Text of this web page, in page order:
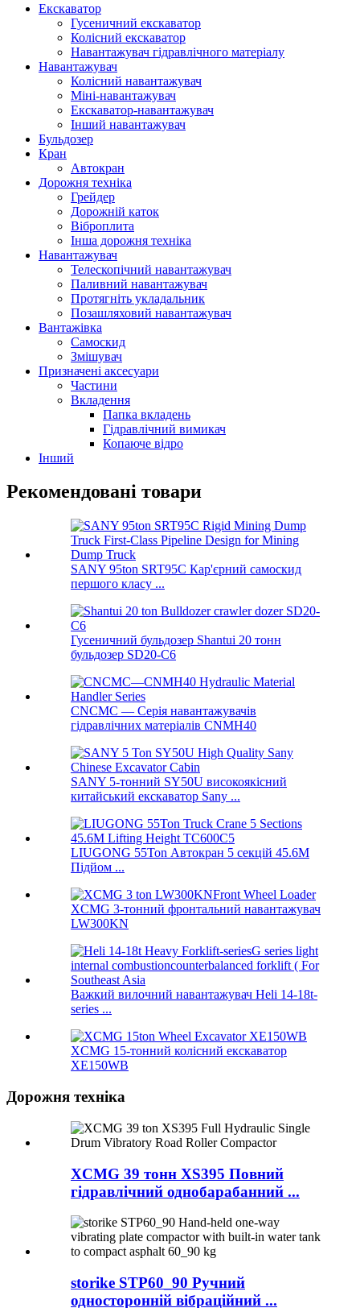
Екскаватор
Гусеничний екскаватор
Колісний екскаватор
Навантажувач гідравлічного матеріалу
Навантажувач
Колісний навантажувач
Міні-навантажувач
Екскаватор-навантажувач
Інший навантажувач
Бульдозер
Кран
Автокран
Дорожня техніка
Грейдер
Дорожній каток
Віброплита
Інша дорожня техніка
Навантажувач
Телескопічний навантажувач
Паливний навантажувач
Протягніть укладальник
Позашляховий навантажувач
Вантажівка
Самоскид
Змішувач
Призначені аксесуари
Частини
Вкладення
Папка вкладень
Гідравлічний вимикач
Копаюче відро
Інший
Рекомендовані товари
SANY 95ton SRT95C Кар'єрний самоскид
першого класу ...
Гусеничний бульдозер Shantui 20 тонн
бульдозер SD20-C6
CNCMC — Серія навантажувачів
гідравлічних матеріалів CNMH40
SANY 5-тонний SY50U високоякісний
китайський екскаватор Sany ...
LIUGONG 55Ton Автокран 5 секцій 45.6M
Підйом ...
XCMG 3-тонний фронтальний навантажувач
LW300KN
Важкий вилочний навантажувач Heli 14-18t-
series ...
XCMG 15-тонний колісний екскаватор
XE150WB
Дорожня техніка
XCMG 39 тонн XS395 Повний
гідравлічний однобарабанний ...
storike STP60_90 Ручний
односторонній вібраційний ...